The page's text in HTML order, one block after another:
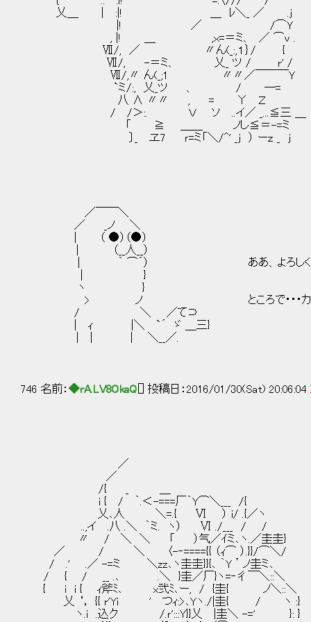
乂＿ | :|! ＿ ﾚ＼_ ／ .ｊ
|! ／ /⌒Ｙ
, |! ＿ ,ｘ=＝ミ、 ／ ⌒v .
Ⅶ/, ／ 〃ん(_:,１｝/ { そういうこと
Ⅶ/, -＝ミ、 乂_ ツ / r' /
Ⅶ/,〃 ん(_;1 〃〃／￣￣￣Ｙ
`ミ/:, 乂_ツ 、 / ―=
八 ∧ 〃〃 , = Υ Ｚ
/ /＞:. Ｖ ソ ..イ／ _...≦三 ＿
「 ≧ ＿＿ ノし≦＝-=ミ `
〕_ ヱ7 ｒ=ミ「＼/^' _ｊ ） ーｚ _ ｊ
／￣￣＼
／ _ノ ＼
| （ ●）（●）
| （__人__）
| ｀ ⌒´） ああ、よろしく
| }
ヽ }
> ノ ところで・・・カナはこの
/ ＼ ／て⊃
| ｨ |＼ `´ ゞ ＿三}
| | | ＼__／.
746 名前： ◆rA.LV8OkaQ [] 投稿日：2016/01/30(Sat) 20:06:04
／
／
/{ _ ＿
i { / ｀.＜-===厂｀Y⌒＼___ /{
乂､人 ＼=.{ Ⅵ ） i/ .{／ヽ
..,イ .八 .＼ ｀ミ. ヽ） Ⅵ ./___ / /
〃 / ＼ ＼ 「 ）气／ｲミ､ヽ.／圭圭}
／ / ＼ 〈-‐===={{ （ｨ⌒ ）.}}/⌒＼/
/ .' .／ -=ミ ＼zz､ヽ圭圭}}{､ ｀Y＇ノ圭ミ､
/ { / __ .､ .＼ }圭／厂}ヽ=‐彳￣＼::＼ 違う
{ i i { ｨ斧ﾐ､ x弐ﾐ､ー, / {圭{ ノ＼::＼
乂 ‘， {{ r'Yi ' つｨ:>､Yヽ./|圭{ / ヽ :}
ヽ.i .込ク /.ｒ':::Y}}乂 |圭＼ -=' }: } ああ、